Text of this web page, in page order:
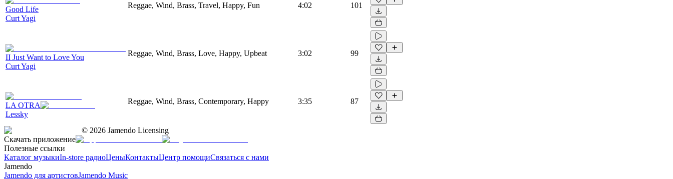
Good Life
Curt Yagi
Reggae, Wind, Brass, Travel, Happy, Fun 4:02 101
II Just Want to Love You
Curt Yagi
Reggae, Wind, Brass, Love, Happy, Upbeat 3:02 99
LA OTRA
Lessky
Reggae, Wind, Brass, Contemporary, Happy 3:35 87
© 2026 Jamendo Licensing
Скачать приложение
Полезные ссылки
Каталог музыкиIn-store радиоЦеныКонтактыЦентр помощиСвязаться с нами
Jamendo
Jamendo для артистовJamendo Music